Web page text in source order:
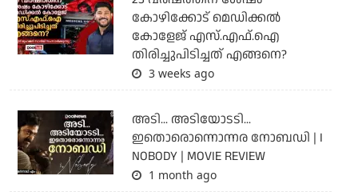
കോഴിക്കോട് മെഡിക്കൽ
കോളേജ് എസ്.എഫ്.ഐ
തിരിച്ചുപിടിച്ചത് എങ്ങനെ?
3 weeks ago
അടി... അടിയോടടി...
ഇതൊരൊന്നൊന്നര നോബഡി | I
NOBODY | MOVIE REVIEW
1 month ago